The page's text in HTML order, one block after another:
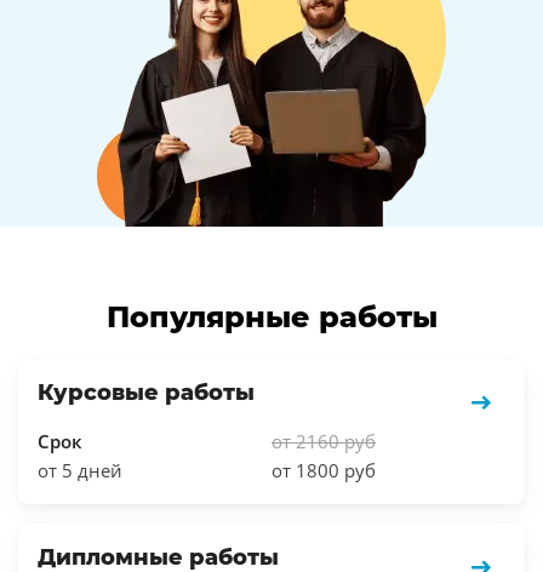
Популярные работы
Курсовые работы
Срок
от 5 дней
от 2160 руб
от 1800 руб
Дипломные работы